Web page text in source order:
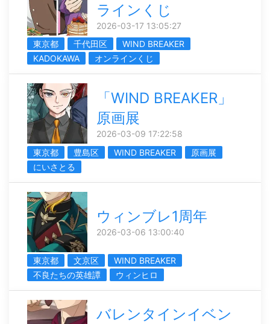
ラインくじ
2026-03-17 13:05:27
東京都
千代田区
WIND BREAKER
KADOKAWA
オンラインくじ
「WIND BREAKER」
原画展
2026-03-09 17:22:58
東京都
豊島区 WIND BREAKER
原画展
にいさとる
ウィンブレ1周年
2026-03-06 13:00:40
東京都 文京区
WIND BREAKER
不良たちの英雄譚
ウィンヒロ
バレンタインイベン